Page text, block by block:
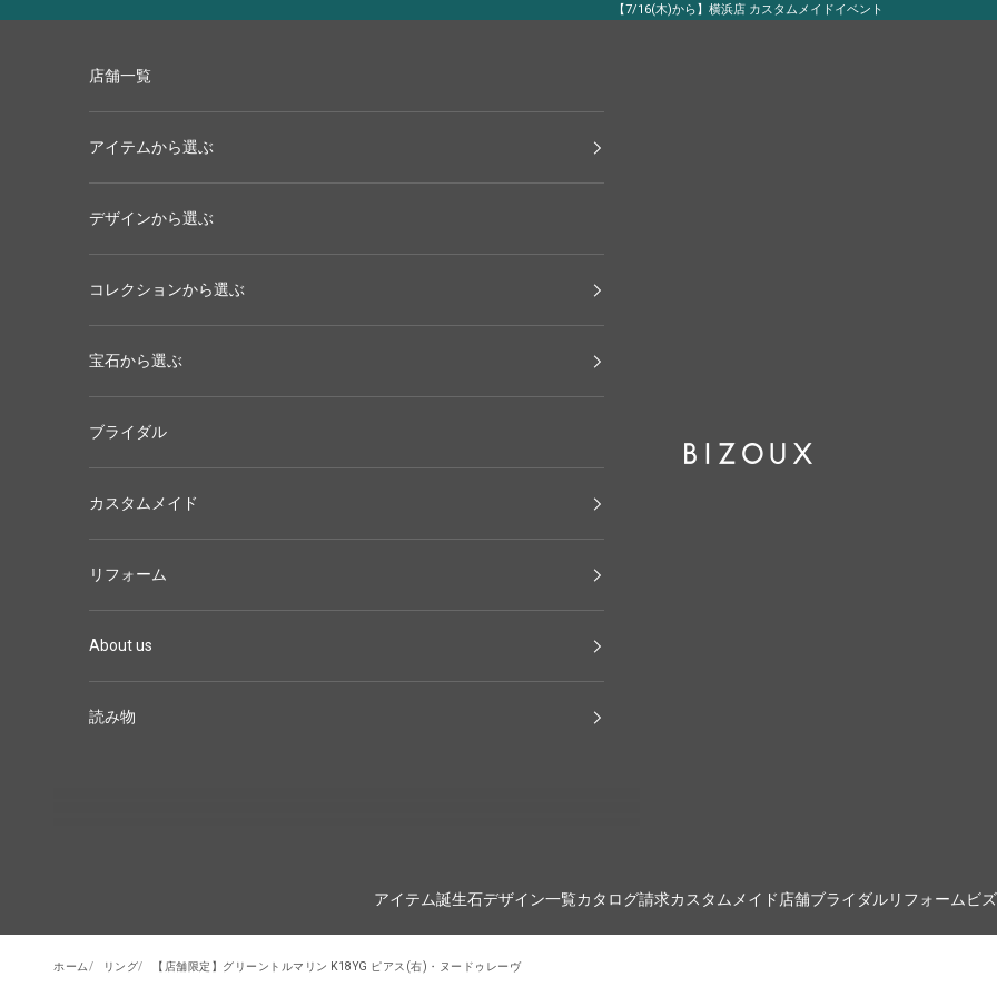
【7/16(木)から】横浜店 カスタムメイドイベント
BIZOUX｜ビズー公式
アイテム誕生石デザイン一覧カタログ請求カスタムメイド店舗ブライダルリフォームビ
店舗一覧
アイテムから選ぶ
デザインから選ぶ
コレクションから選ぶ
宝石から選ぶ
ブライダル
カスタムメイド
リフォーム
About us
読み物
ホーム リング 【店舗限定】グリーントルマリン K18YG ピアス(右)・ヌードゥレーヴ